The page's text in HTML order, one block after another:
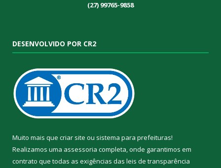
(27) 99765-9858
DESENVOLVIDO POR CR2
Muito mais que criar site ou sistema para prefeituras!
Realizamos uma assessoria completa, onde garantimos em
contrato que todas as exigências das leis de transparência